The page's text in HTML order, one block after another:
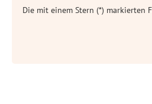
Die mit einem Stern (*) markierten